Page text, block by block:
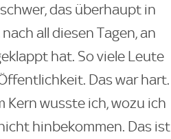
das überhaupt in
all diesen Tagen, an
hat. So viele Leute
Das war hart.
Kern wusste ich, wozu ich
hinbekommen. Das ist